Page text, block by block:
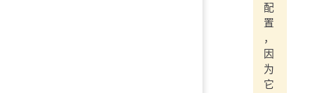
配
置
，
因
为
它